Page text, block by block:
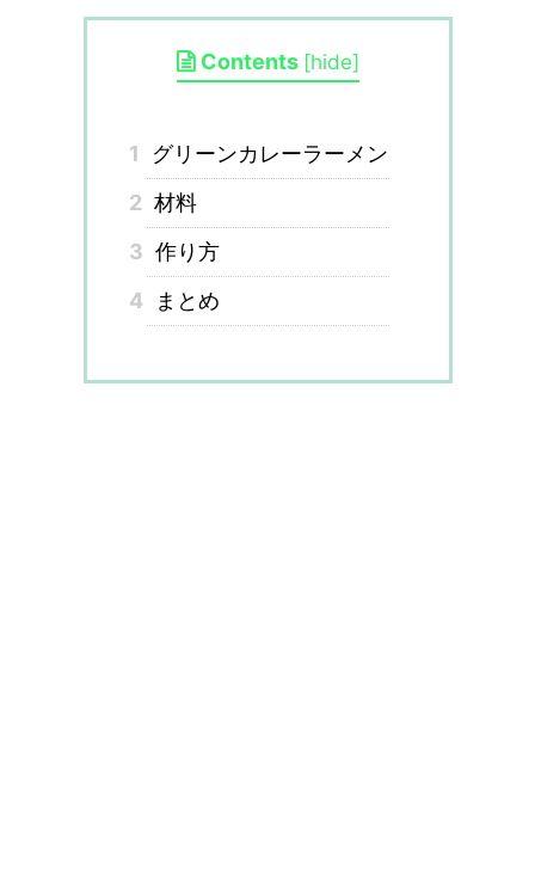
Contents [hide]
1
グリーンカレーラーメン
2 材料
3 作り方
4
まとめ